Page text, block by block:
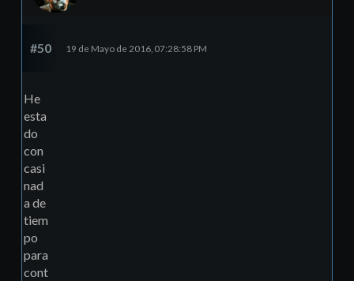
#50 19 de Mayo de 2016, 07:28:58 PM
He
esta
do
con
casi
nad
a de
tiem
po
para
cont